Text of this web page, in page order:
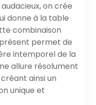
on crée
donne à la table
combinaison
permet de
intemporel de la
allure résolument
ainsi un
unique et